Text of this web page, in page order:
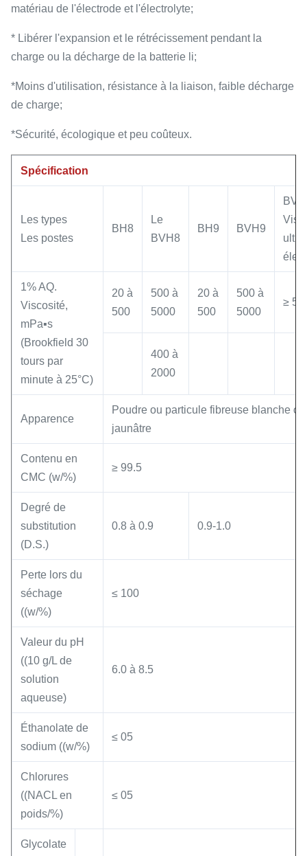
matériau de l'électrode et l'électrolyte;
* Libérer l'expansion et le rétrécissement pendant la
charge ou la décharge de la batterie li;
*Moins d'utilisation, résistance à la liaison, faible décharge
de charge;
*Sécurité, écologique et peu coûteux.
Spécification
Les types
Les postes
BH8
Le
BVH8
BH9 BVH9
ultra
1% AQ.
Viscosité,
mPa▪s
(Brookfield 30
tours par
minute à 25°C)
20 à
500
500 à
5000
20 à
500
500 à
5000
≥
400 à
2000
Apparence
Poudre ou particule fibreuse blanche
jaunâtre
Contenu en
CMC (w/%)
≥ 99.5
Degré de
substitution
(D.S.)
0.8 à 0.9 0.9-1.0
Perte lors du
séchage
((w/%)
≤ 100
Valeur du pH
((10 g/L de
solution
aqueuse)
6.0 à 8.5
Éthanolate de
sodium ((w/%)
≤ 05
Chlorures
((NACL en
poids/%)
≤ 05
Glycolate